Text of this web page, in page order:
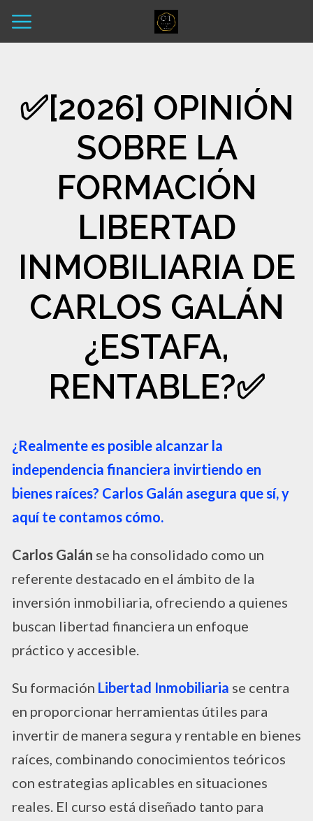
✅​[2026] OPINIÓN
SOBRE LA
FORMACIÓN
LIBERTAD
INMOBILIARIA DE
CARLOS GALÁN
¿ESTAFA,
RENTABLE?✅​
¿Realmente es posible alcanzar la
independencia financiera invirtiendo en
bienes raíces? Carlos Galán asegura que sí, y
aquí te contamos cómo.
Carlos Galán se ha consolidado como un
referente destacado en el ámbito de la
inversión inmobiliaria, ofreciendo a quienes
buscan libertad financiera un enfoque
práctico y accesible.
Su formación Libertad Inmobiliaria se centra
en proporcionar herramientas útiles para
invertir de manera segura y rentable en bienes
raíces, combinando conocimientos teóricos
con estrategias aplicables en situaciones
reales. El curso está diseñado tanto para